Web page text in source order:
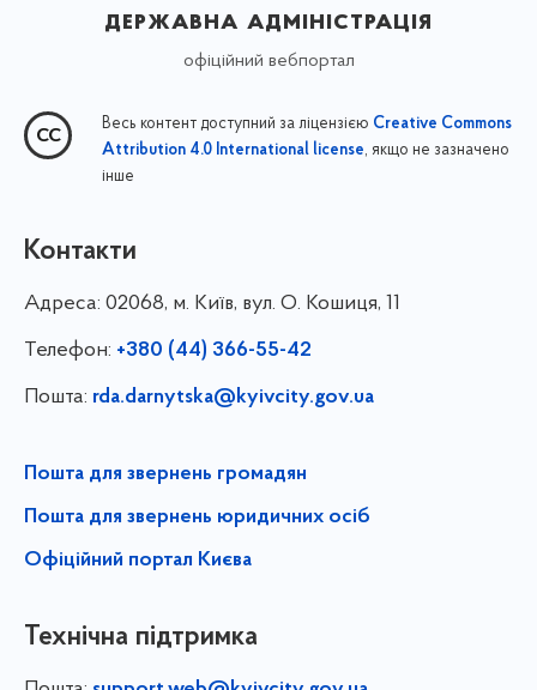
державна адміністрація
офіційний вебпортал
Весь контент доступний за ліцензією Creative Commons
Attribution 4.0 International license, якщо не зазначено
інше
Контакти
Адреса: 02068, м. Київ, вул. О. Кошиця, 11
Телефон: +380 (44) 366-55-42
Пошта: rda.darnytska@kyivcity.gov.ua
Пошта для звернень громадян
Пошта для звернень юридичних осіб
Офіційний портал Києва
Технічна підтримка